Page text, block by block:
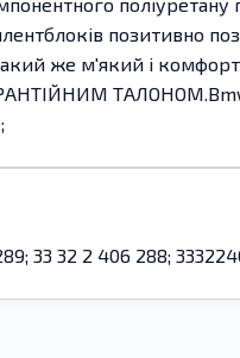
позитивно
же м'який і
33 32 2 406 288;